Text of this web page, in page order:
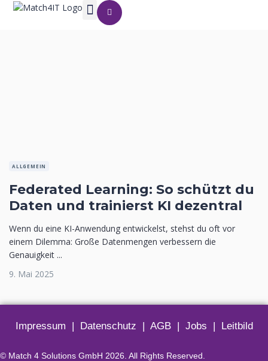
ALLGEMEIN
Federated Learning: So schützt du
Daten und trainierst KI dezentral
Wenn du eine KI-Anwendung entwickelst, stehst du oft vor
einem Dilemma: Große Datenmengen verbessern die
Genauigkeit ...
9. Mai 2025
Impressum | Datenschutz | AGB| Jobs | Leitbild
© Match 4 Solutions GmbH 2026. All Rights Reserved.